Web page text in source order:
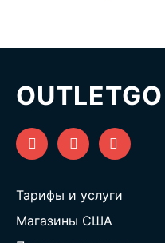
OUTLETGO
Тарифы и услуги
Магазины США